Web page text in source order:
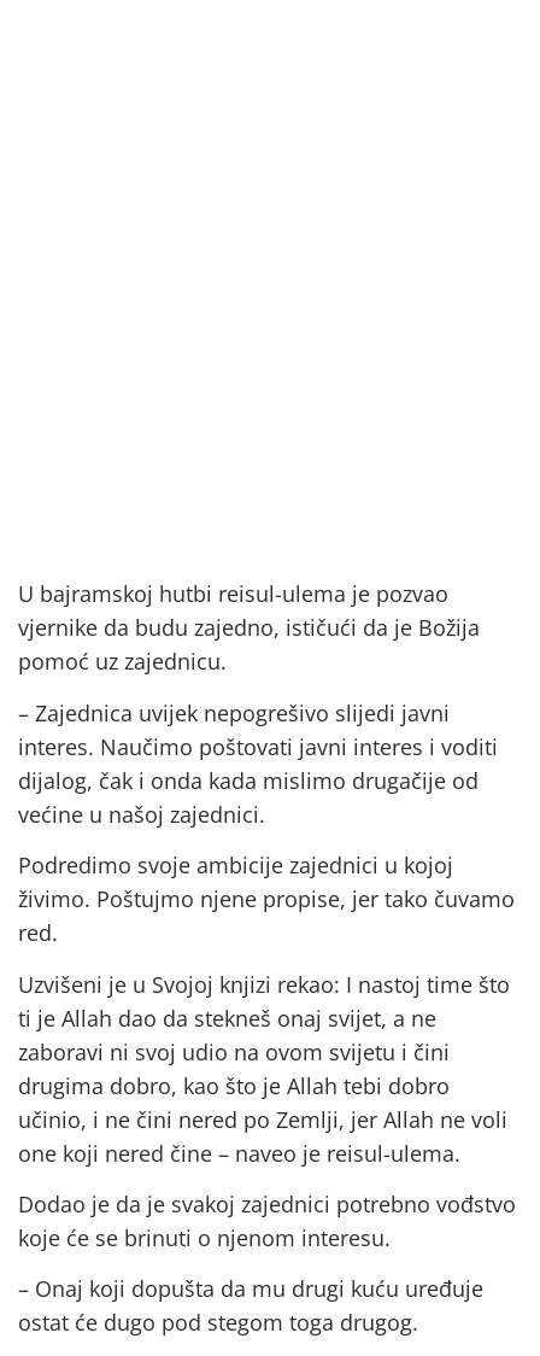
U bajramskoj hutbi reisul-ulema je pozvao
vjernike da budu zajedno, ističući da je Božija
pomoć uz zajednicu.
– Zajednica uvijek nepogrešivo slijedi javni
interes. Naučimo poštovati javni interes i voditi
dijalog, čak i onda kada mislimo drugačije od
većine u našoj zajednici.
Podredimo svoje ambicije zajednici u kojoj
živimo. Poštujmo njene propise, jer tako čuvamo
red.
Uzvišeni je u Svojoj knjizi rekao: I nastoj time što
ti je Allah dao da stekneš onaj svijet, a ne
zaboravi ni svoj udio na ovom svijetu i čini
drugima dobro, kao što je Allah tebi dobro
učinio, i ne čini nered po Zemlji, jer Allah ne voli
one koji nered čine – naveo je reisul-ulema.
Dodao je da je svakoj zajednici potrebno vođstvo
koje će se brinuti o njenom interesu.
– Onaj koji dopušta da mu drugi kuću uređuje
ostat će dugo pod stegom toga drugog.